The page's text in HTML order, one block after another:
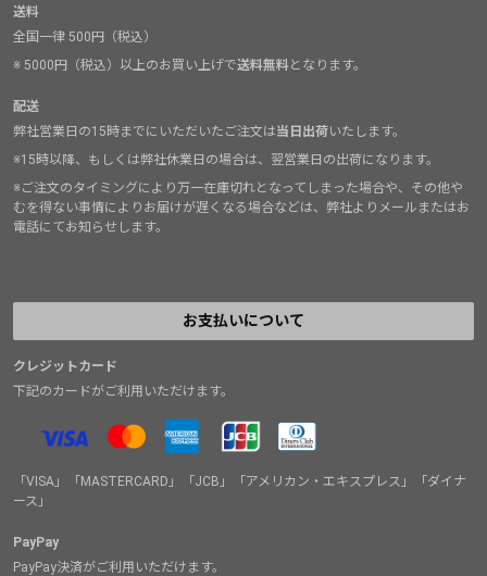
送料
全国一律 500円（税込）
※ 5000円（税込）以上のお買い上げで送料無料となります。
配送
弊社営業日の15時までにいただいたご注文は当日出荷いたします。
※15時以降、もしくは弊社休業日の場合は、翌営業日の出荷になります。
※ご注文のタイミングにより万一在庫切れとなってしまった場合や、その他や
むを得ない事情によりお届けが遅くなる場合などは、弊社よりメールまたはお
電話にてお知らせします。
お支払いについて
クレジットカード
下記のカードがご利用いただけます。
「VISA」「MASTERCARD」「JCB」「アメリカン・エキスプレス」「ダイナ
ース」
PayPay
PayPay決済がご利用いただけます。